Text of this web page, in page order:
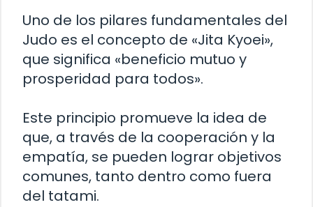
Uno de los pilares fundamentales del
Judo es el concepto de «Jita Kyoei»,
que significa «beneficio mutuo y
prosperidad para todos».
Este principio promueve la idea de
que, a través de la cooperación y la
empatía, se pueden lograr objetivos
comunes, tanto dentro como fuera
del tatami.